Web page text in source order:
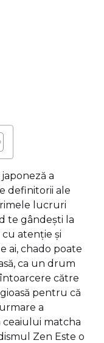
a
definitorii ale
lucruri
te gândești la
cu atenție și
ai, chado poate
ca un drum
către
pentru că
a
matcha
Zen Este o